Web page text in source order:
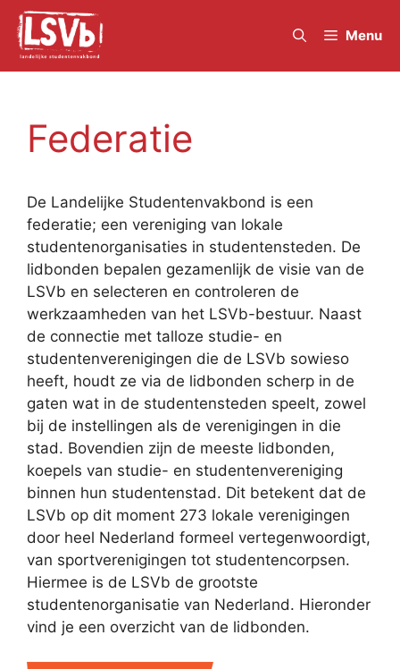
Skip
content
Menu
Federatie
De Landelijke Studentenvakbond is een
federatie; een vereniging van lokale
studentenorganisaties in studentensteden. De
lidbonden bepalen gezamenlijk de visie van de
LSVb en selecteren en controleren de
werkzaamheden van het LSVb-bestuur. Naast
de connectie met talloze studie- en
studentenverenigingen die de LSVb sowieso
heeft, houdt ze via de lidbonden scherp in de
gaten wat in de studentensteden speelt, zowel
bij de instellingen als de verenigingen in die
stad. Bovendien zijn de meeste lidbonden,
koepels van studie- en studentenvereniging
binnen hun studentenstad. Dit betekent dat de
LSVb op dit moment 273 lokale verenigingen
door heel Nederland formeel vertegenwoordigt,
van sportverenigingen tot studentencorpsen.
Hiermee is de LSVb de grootste
studentenorganisatie van Nederland. Hieronder
vind je een overzicht van de lidbonden.